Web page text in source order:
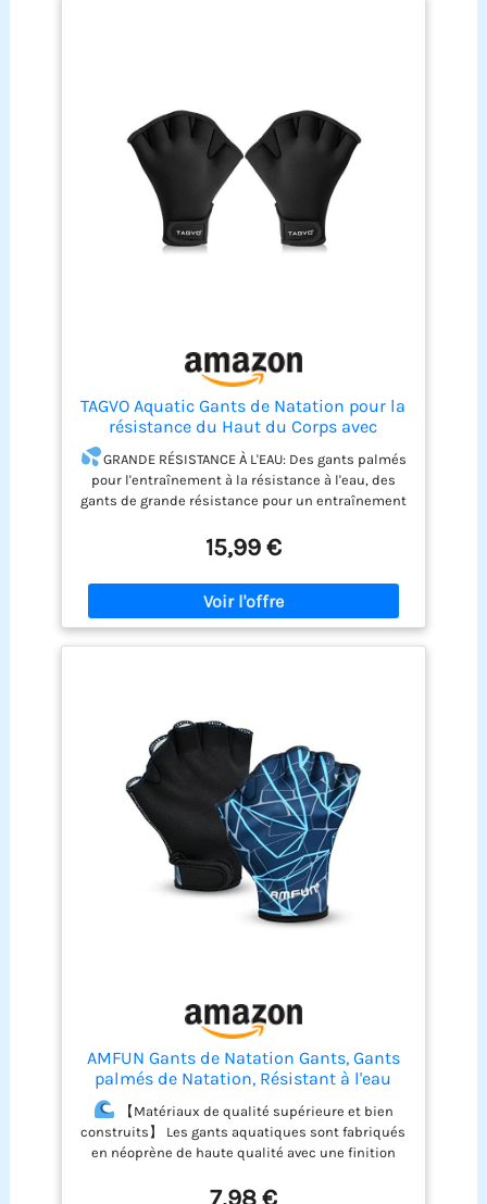
TAGVO Aquatic Gants de Natation pour la
résistance du Haut du Corps avec
dragonne de Transport, Bonne Couture,
Pas de décoloration, Tailles pour
Hommes, Femmes, Adultes et Enfants
GRANDE RÉSISTANCE À L'EAU: Des gants palmés
pour l'entraînement à la résistance à l'eau, des
gants de grande résistance pour un entraînement
et à renforcer les muscles.
mettre et à enlever, avec une fermeture Velcro
pour permettre un certain ajustement de la
dragonne pour l'empêcher de tomber dans l'eau.
TAILLE DES GANTS AQUATIQUES : Petits gants
mains. Veuillez vous référer au tableau des
images pour la taille spécifique, choisissez les
gants qui vous conviennent.
NÉOPRÈNE DE
HAUTE QUALITÉ: Fabriqué en néoprène, il a une
excellente résistance aux basses et hautes
températures, a une certaine élasticité, peut bien
envelopper vos mains, est confortable à porter, a
une bonne finition et des coutures, et ne se
BIEN CONSTRUIT ET CONFORTABLE
: imprimé à rayures, tendance et dynamique. Les
et éviter de vous blesser les mains lors de la
plongée.
15,99 €
AMFUN Gants de Natation Gants, Gants
palmés de Natation, Résistant à l'eau
Gants Néoprène Palmés Gants
d'entraînement pour Homme Femme
Adulte Fitness Nage Surf Bain Gants
【Matériaux de qualité supérieure et bien
construits】 Les gants aquatiques sont fabriqués
en néoprène de haute qualité avec une finition
permet de mieux s'adapter à la peau et offre une